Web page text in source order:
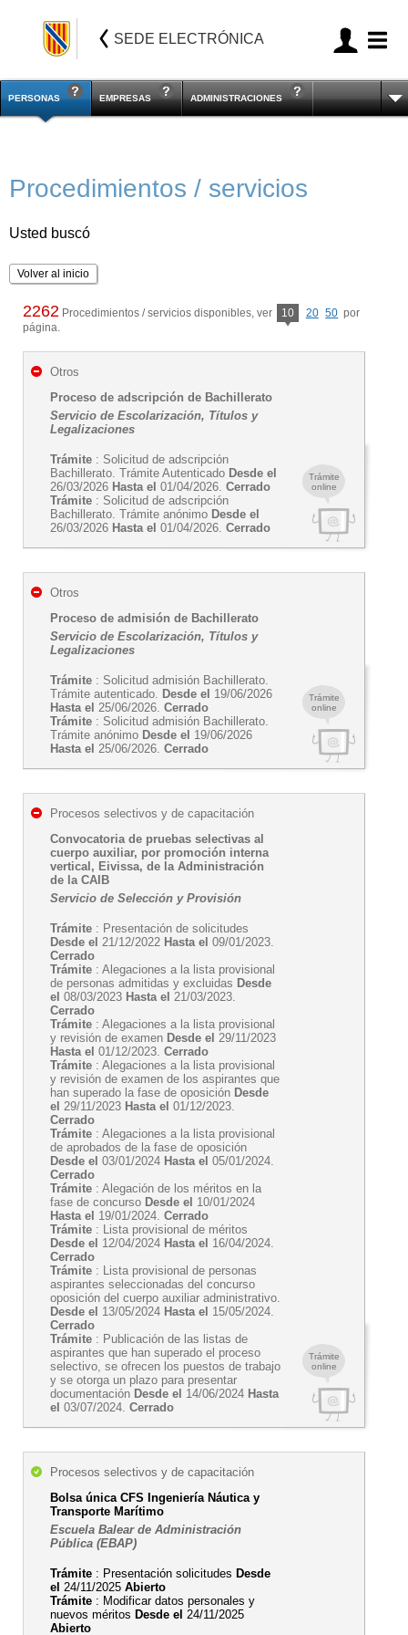
SEDE ELECTRÓNICA
PERSONAS EMPRESAS ADMINISTRACIONES
Procedimientos / servicios
Usted buscó
Volver al inicio
2262 Procedimientos / servicios disponibles, ver 10 20 50 por
página.
Trámite
online
Otros
Proceso de adscripción de Bachillerato
Servicio de Escolarización, Títulos y
Legalizaciones
Trámite : Solicitud de adscripción
Bachillerato. Trámite Autenticado Desde el
26/03/2026 Hasta el 01/04/2026. Cerrado
Trámite : Solicitud de adscripción
Bachillerato. Trámite anónimo Desde el
26/03/2026 Hasta el 01/04/2026. Cerrado
Trámite
online
Otros
Proceso de admisión de Bachillerato
Servicio de Escolarización, Títulos y
Legalizaciones
Trámite : Solicitud admisión Bachillerato.
Trámite autenticado. Desde el 19/06/2026
Hasta el 25/06/2026. Cerrado
Trámite : Solicitud admisión Bachillerato.
Trámite anónimo Desde el 19/06/2026
Hasta el 25/06/2026. Cerrado
Trámite
online
Procesos selectivos y de capacitación
Convocatoria de pruebas selectivas al
cuerpo auxiliar, por promoción interna
vertical, Eivissa, de la Administración
de la CAIB
Servicio de Selección y Provisión
Trámite : Presentación de solicitudes
Desde el 21/12/2022 Hasta el 09/01/2023.
Cerrado
Trámite : Alegaciones a la lista provisional
de personas admitidas y excluidas Desde
el 08/03/2023 Hasta el 21/03/2023.
Cerrado
Trámite : Alegaciones a la lista provisional
y revisión de examen Desde el 29/11/2023
Hasta el 01/12/2023. Cerrado
Trámite : Alegaciones a la lista provisional
y revisión de examen de los aspirantes que
han superado la fase de oposición Desde
el 29/11/2023 Hasta el 01/12/2023.
Cerrado
Trámite : Alegaciones a la lista provisional
de aprobados de la fase de oposición
Desde el 03/01/2024 Hasta el 05/01/2024.
Cerrado
Trámite : Alegación de los méritos en la
fase de concurso Desde el 10/01/2024
Hasta el 19/01/2024. Cerrado
Trámite : Lista provisional de méritos
Desde el 12/04/2024 Hasta el 16/04/2024.
Cerrado
Trámite : Lista provisional de personas
aspirantes seleccionadas del concurso
oposición del cuerpo auxiliar administrativo.
Desde el 13/05/2024 Hasta el 15/05/2024.
Cerrado
Trámite : Publicación de las listas de
aspirantes que han superado el proceso
selectivo, se ofrecen los puestos de trabajo
y se otorga un plazo para presentar
documentación Desde el 14/06/2024 Hasta
el 03/07/2024. Cerrado
Procesos selectivos y de capacitación
Bolsa única CFS Ingeniería Náutica y
Transporte Marítimo
Escuela Balear de Administración
Pública (EBAP)
Trámite : Presentación solicitudes Desde
el 24/11/2025 Abierto
Trámite : Modificar datos personales y
nuevos méritos Desde el 24/11/2025
Abierto